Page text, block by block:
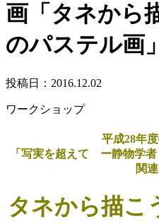
画「タネから
のパステル画」
投稿日：2016.12.02
ワークショップ
平成28年
「写実を超えて ー静物学者
関
タネから描こ